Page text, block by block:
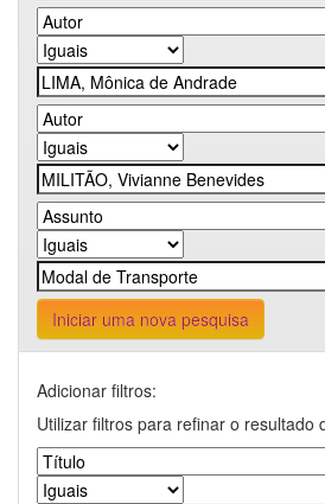
Iniciar uma nova pesquisa
Adicionar filtros:
Utilizar filtros para refinar o resultado